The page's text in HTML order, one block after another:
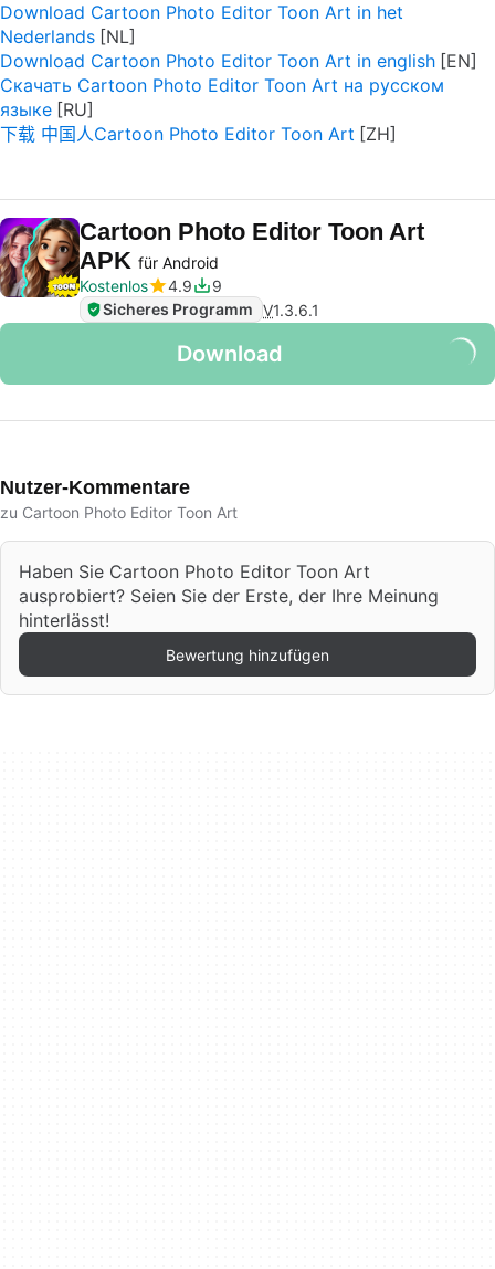
Download Cartoon Photo Editor Toon Art in het
Nederlands
Download Cartoon Photo Editor Toon Art in english
Скачать Cartoon Photo Editor Toon Art на русском
языке
下载 中国人Cartoon Photo Editor Toon Art
Cartoon Photo Editor Toon Art
APK für Android
Kostenlos
4.9
9
Sicheres Programm V1.3.6.1
Download
Nutzer-Kommentare
zu Cartoon Photo Editor Toon Art
Haben Sie Cartoon Photo Editor Toon Art
ausprobiert? Seien Sie der Erste, der Ihre Meinung
hinterlässt!
Bewertung hinzufügen